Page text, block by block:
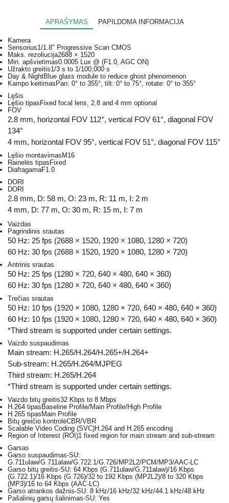
APRAŠYMAS PAPILDOMA INFORMACIJA
Kamera
Sensorius1/1.8″ Progressive Scan CMOS
Maks. rezoliucija2688 × 1520
Min. apšvietimas0.0005 Lux @ (F1.0, AGC ON)
Užrakto greitis1/3 s to 1/100,000 s
Day & NightBlue glass module to reduce ghost phenomenon
Kampo keitimas Pan: 0° to 355°, tilt: 0° to 75°, rotate: 0° to 355°
Lęšis
Lęšio tipas Fixed focal lens, 2.8 and 4 mm optional
FOV
2.8 mm, horizontal FOV 112°, vertical FOV 61°, diagonal FOV
134°
4 mm, horizontal FOV 95°, vertical FOV 51°, diagonal FOV 115°
Lęšio montavimasM16
Rainelės tipasFixed
DiafragamaF1.0
DORI
DORI
2.8 mm, D: 58 m, O: 23 m, R: 11 m, I: 2 m
4 mm, D: 77 m, O: 30 m, R: 15 m, I: 7 m
Vaizdas
Pagrindinis srautas
50 Hz: 25 fps (2688 × 1520, 1920 × 1080, 1280 × 720)
60 Hz: 30 fps (2688 × 1520, 1920 × 1080, 1280 × 720)
Antrinis srautas
50 Hz: 25 fps (1280 × 720, 640 × 480, 640 × 360)
60 Hz: 30 fps (1280 × 720, 640 × 480, 640 × 360)
Trečias srautas
50 Hz: 10 fps (1920 × 1080, 1280 × 720, 640 × 480, 640 × 360)
60 Hz: 10 fps (1920 × 1080, 1280 × 720, 640 × 480, 640 × 360)
*Third stream is supported under certain settings.
Vaizdo suspaudimas
Main stream: H.265/H.264/H.265+/H.264+
Sub-stream: H.265/H.264/MJPEG
Third stream: H.265/H.264
*Third stream is supported under certain settings.
Vaizdo bitų greitis32 Kbps to 8 Mbps
H.264 tipasBaseline Profile/Main Profile/High Profile
H.265 tipasMain Profile
Bitų greičio kontrolėCBR/VBR
Scalable Video Coding (SVC)H.264 and H.265 encoding
Region of Interest (ROI)1 fixed region for main stream and sub-stream
Garsas
Garso suspaudimas-SU:
G.711ulaw/G.711alaw/G.722.1/G.726/MP2L2/PCM/MP3/AAC-LC
Garso bitų greitis-SU: 64 Kbps (G.711ulaw/G.711alaw)/16 Kbps
(G.722.1)/16 Kbps (G.726)/32 to 192 Kbps (MP2L2)/8 to 320 Kbps
(MP3)/16 to 64 Kbps (AAC-LC)
Garso atrankos dažnis-SU: 8 kHz/16 kHz/32 kHz/44.1 kHz/48 kHz
Pašalinių garsų šalinimas-SU: Yes